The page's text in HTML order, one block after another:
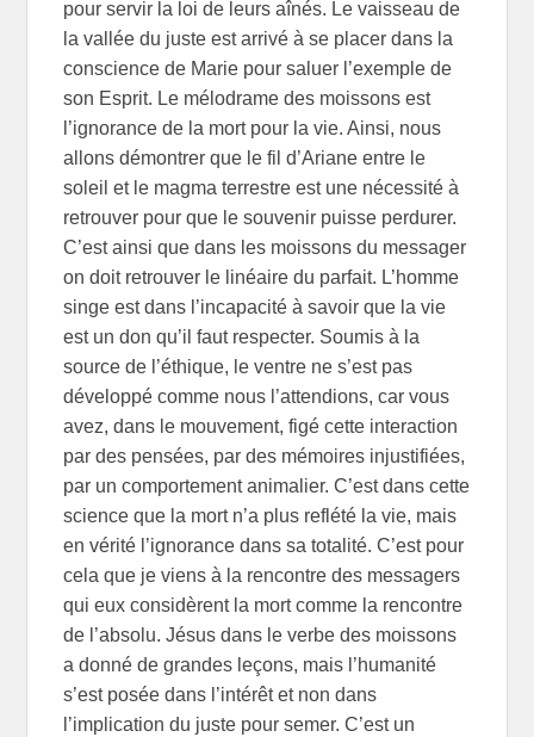
pour servir la loi de leurs aînés. Le vaisseau de
la vallée du juste est arrivé à se placer dans la
conscience de Marie pour saluer l’exemple de
son Esprit. Le mélodrame des moissons est
l’ignorance de la mort pour la vie. Ainsi, nous
allons démontrer que le fil d’Ariane entre le
soleil et le magma terrestre est une nécessité à
retrouver pour que le souvenir puisse perdurer.
C’est ainsi que dans les moissons du messager
on doit retrouver le linéaire du parfait. L’homme
singe est dans l’incapacité à savoir que la vie
est un don qu’il faut respecter. Soumis à la
source de l’éthique, le ventre ne s’est pas
développé comme nous l’attendions, car vous
avez, dans le mouvement, figé cette interaction
par des pensées, par des mémoires injustifiées,
par un comportement animalier. C’est dans cette
science que la mort n’a plus reflété la vie, mais
en vérité l’ignorance dans sa totalité. C’est pour
cela que je viens à la rencontre des messagers
qui eux considèrent la mort comme la rencontre
de l’absolu. Jésus dans le verbe des moissons
a donné de grandes leçons, mais l’humanité
s’est posée dans l’intérêt et non dans
l’implication du juste pour semer. C’est un